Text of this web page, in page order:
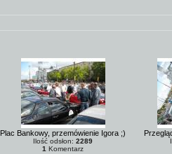
Plac Bankowy, przemówienie Igora ;)
Ilość odsłon: 2289
1 Komentarz